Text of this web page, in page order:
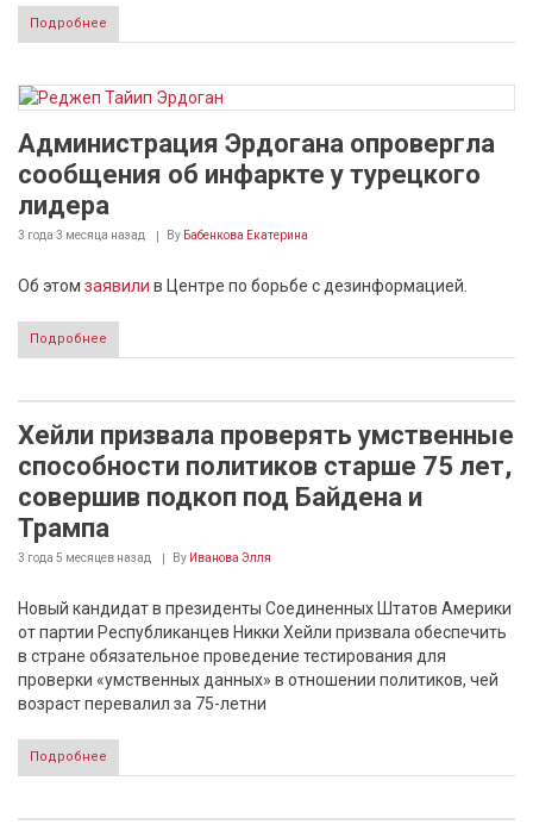
Подробнее
Администрация Эрдогана опровергла
сообщения об инфаркте у турецкого
лидера
3 года 3 месяца назад By Бабенкова Екатерина
Об этом заявили в Центре по борьбе с дезинформацией.
Подробнее
Хейли призвала проверять умственные
способности политиков старше 75 лет,
совершив подкоп под Байдена и
Трампа
3 года 5 месяцев назад By Иванова Элля
Новый кандидат в президенты Соединенных Штатов Америки
от партии Республиканцев Никки Хейли призвала обеспечить
в стране обязательное проведение тестирования для
проверки «умственных данных» в отношении политиков, чей
возраст перевалил за 75-летни
Подробнее